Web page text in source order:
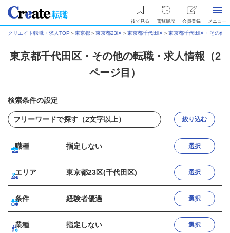
後で見る 閲覧履歴 会員登録 メニュー
クリエイト転職・求人TOP ＞東京都＞東京都23区＞東京都千代田区＞東京都千代田区・その他
東京都千代田区・その他の転職・求人情報（2
ページ目）
検索条件の設定
絞り込む
職種 指定しない 選択
エリア 東京都23区(千代田区) 選択
条件 経験者優遇 選択
業種 指定しない 選択